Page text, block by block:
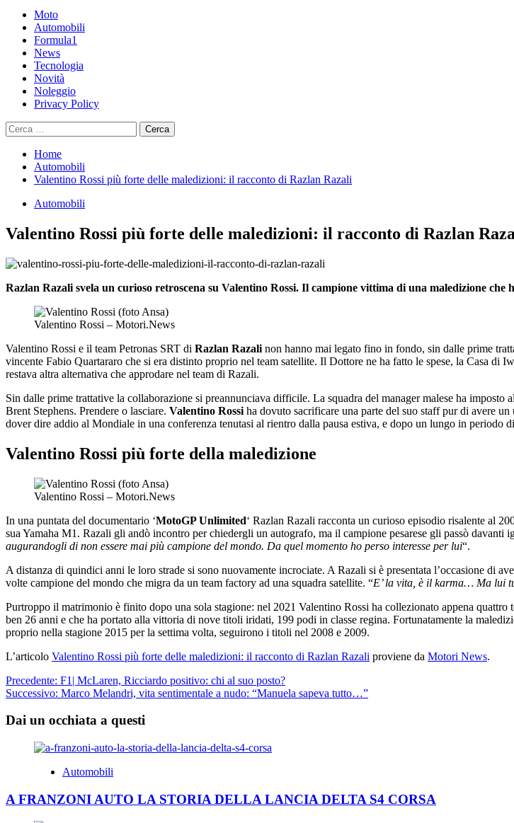
Moto
Automobili
Formula1
News
Tecnologia
Novità
Noleggio
Privacy Policy
Ricerca
per:
Home
Automobili
Valentino Rossi più forte delle maledizioni: il racconto di Razlan Razali
Automobili
Valentino Rossi più forte delle maledizioni: il racconto di Razlan
Razlan Razali svela un curioso retroscena su Valentino Rossi. Il campione vittima di una maledizione che
Valentino Rossi – Motori.News
Valentino Rossi e il team Petronas SRT di Razlan Razali non hanno mai legato fino in fondo, sin dalle prime
vincente Fabio Quartararo che si era distinto proprio nel team satellite. Il Dottore ne ha fatto le spese, la Casa
restava altra alternativa che approdare nel team di Razali.
Sin dalle prime trattative la collaborazione si preannunciava difficile. La squadra del manager malese ha
Brent Stephens. Prendere o lasciare. Valentino Rossi ha dovuto sacrificare una parte del suo staff pur di avere
dover dire addio al Mondiale in una conferenza tenutasi al rientro dalla pausa estiva, e dopo un lungo in periodo
Valentino Rossi più forte della maledizione
Valentino Rossi – Motori.News
In una puntata del documentario ‘MotoGP Unlimited‘ Razlan Razali racconta un curioso episodio risalente al
sua Yamaha M1. Razali gli andò incontro per chiedergli un autografo, ma il campione pesarese gli passò davanti
augurandogli di non essere mai più campione del mondo. Da quel momento ho perso interesse per lui“.
A distanza di quindici anni le loro strade si sono nuovamente incrociate. A Razali si è presentata l’occasione di
volte campione del mondo che migra da un team factory ad una squadra satellite. “E’ la vita, è il karma… Ma lui
Purtroppo il matrimonio è finito dopo una sola stagione: nel 2021 Valentino Rossi ha collezionato appena
ben 26 anni e che ha portato alla vittoria di nove titoli iridati, 199 podi in classe regina. Fortunatamente la
proprio nella stagione 2015 per la settima volta, seguirono i titoli nel 2008 e 2009.
L’articolo Valentino Rossi più forte delle maledizioni: il racconto di Razlan Razali proviene da Motori News.
Navigazione
articolo
Precedente: F1| McLaren, Ricciardo positivo: chi al suo posto?
Successivo: Marco Melandri, vita sentimentale a nudo: “Manuela sapeva tutto…”
Dai un occhiata a questi
Automobili
A FRANZONI AUTO LA STORIA DELLA LANCIA DELTA S4 CORSA